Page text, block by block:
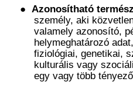
● Azonosítható
személy, aki
valamely azonosító,
helymeghatározó
fiziológiai, genetikai,
kulturális vagy
egy vagy több